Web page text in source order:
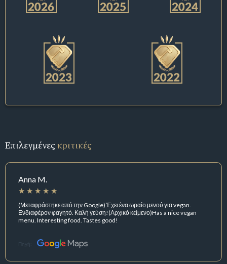
Επιλεγμένεςκριτικές
Anna M.
(Μεταφράστηκε από την Google) Έχει ένα ωραίο μενού για vegan.
Ενδιαφέρον φαγητό. Καλή γεύση!(Αρχικό κείμενο)Has a nice vegan
menu. Interesting food. Tastes good!
Πηγή: